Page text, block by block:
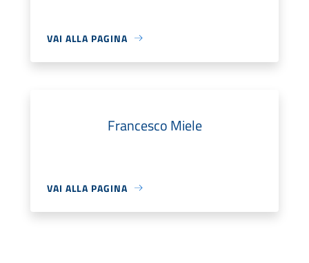
VAI ALLA PAGINA
Francesco Miele
VAI ALLA PAGINA